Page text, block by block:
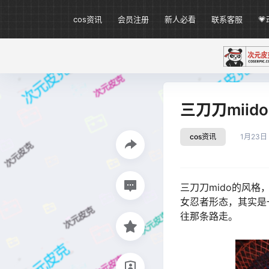
cos资讯 会员注册 新人必看 联系客服 💗
三刀刀
cos资讯 1月23日
三刀刀mido的风格
女忍者形态，其实
往那条路走。